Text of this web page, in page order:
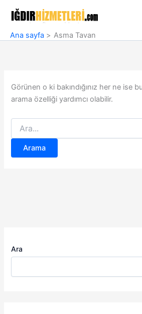
Ana sayfa
Asma Tavan
Görünen o ki bakındığınız her ne ise
arama özelliği yardımcı olabilir.
Search
for:
Ara